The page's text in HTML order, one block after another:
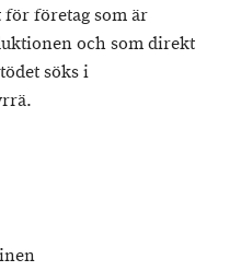
företag som är
och som direkt
söks i